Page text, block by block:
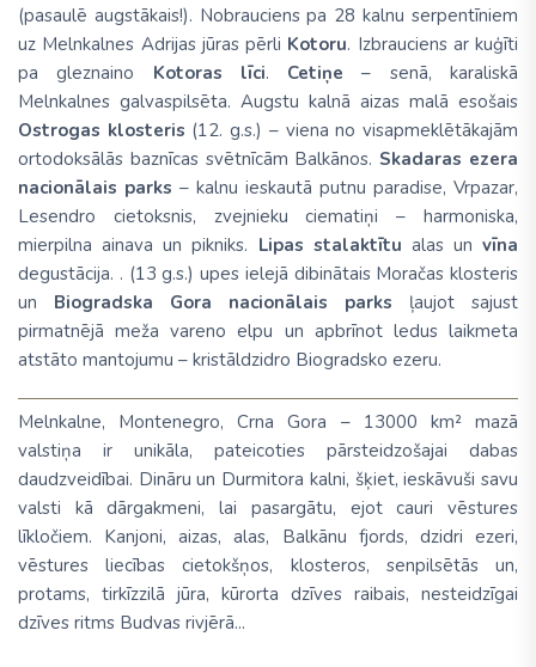
(pasaulē augstākais!). Nobrauciens pa 28 kalnu serpentīniem
uz Melnkalnes Adrijas jūras pērli Kotoru. Izbrauciens ar kuģīti
pa gleznaino Kotoras līci. Cetiņe – senā, karaliskā
Melnkalnes galvaspilsēta. Augstu kalnā aizas malā esošais
Ostrogas klosteris (12. g.s.) – viena no visapmeklētākajām
ortodoksālās baznīcas svētnīcām Balkānos.Skadaras ezera
nacionālais parks – kalnu ieskautā putnu paradise, Vrpazar,
Lesendro cietoksnis, zvejnieku ciematiņi – harmoniska,
mierpilna ainava un pikniks. Lipas stalaktītu alas un vīna
degustācija. . (13 g.s.) upes ielejā dibinātais Moračas klosteris
un Biogradska Gora nacionālais parks ļaujot sajust
pirmatnējā meža vareno elpu un apbrīnot ledus laikmeta
atstāto mantojumu – kristāldzidro Biogradsko ezeru.
Melnkalne, Montenegro, Crna Gora – 13000 km² mazā
valstiņa ir unikāla, pateicoties pārsteidzošajai dabas
daudzveidībai. Dināru un Durmitora kalni, šķiet, ieskāvuši savu
valsti kā dārgakmeni, lai pasargātu, ejot cauri vēstures
līkločiem. Kanjoni, aizas, alas, Balkānu fjords, dzidri ezeri,
vēstures liecības cietokšņos, klosteros, senpilsētās un,
protams, tirkīzzilā jūra, kūrorta dzīves raibais, nesteidzīgai
dzīves ritms Budvas rivjērā...